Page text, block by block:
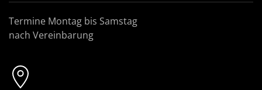
Termine Montag bis Samstag
nach Vereinbarung